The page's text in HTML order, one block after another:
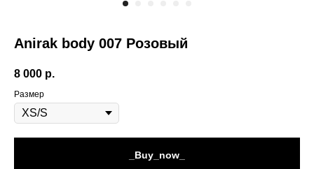
Anirak body 007 Розовый
8 000 р.
Размер
_Buy_now_